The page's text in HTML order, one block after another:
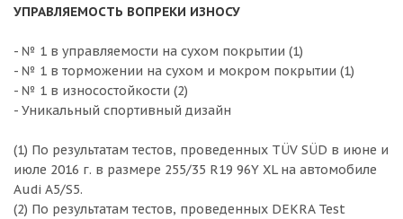
УПРАВЛЯЕМОСТЬ ВОПРЕКИ ИЗНОСУ
- № 1 в управляемости на сухом покрытии (1)
- № 1 в торможении на сухом и мокром покрытии (1)
- № 1 в износостойкости (2)
- Уникальный спортивный дизайн
(1) По результатам тестов, проведенных TÜV SÜD в июне и
июле 2016 г. в размере 255/35 R19 96Y XL на автомобиле
Audi A5/S5.
(2) По результатам тестов, проведенных DEKRA Test